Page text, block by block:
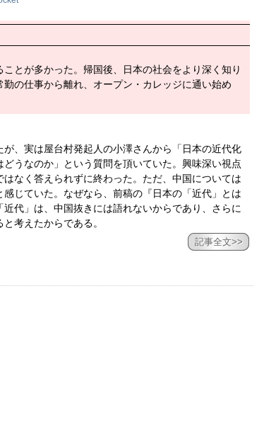
とが多かった。帰国後、日本の社会をより深く知り
の仕事から離れ、オープン・カレッジに通い始め
、実は屋台村発起人の小澤さんから「日本の近代化
うなのか」という質問を頂いていた。興味深い視点
なく答えられずに終わった。ただ、中国については
じていた。なぜなら、前稿の『日本の「近代」とは
代」は、中国抜きには語れないからであり、さらに
考えたからである。
記事全文>>